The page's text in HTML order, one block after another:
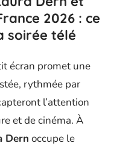
2026 : ce
soirée télé
écran promet une
rythmée par
l’attention
et de cinéma. À
Dern occupe le